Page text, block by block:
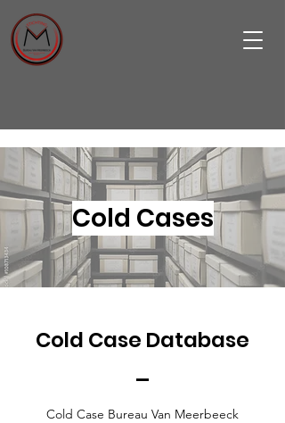
Cold Cases
Cold Case Database
Cold Case Bureau Van Meerbeeck